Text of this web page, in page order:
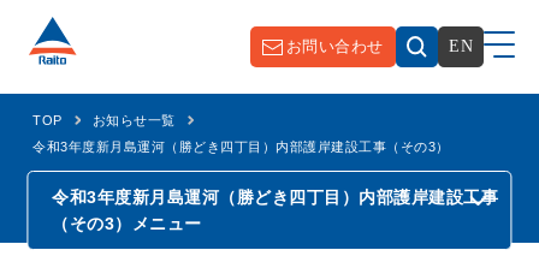
お問い合わせ EN
TOP
お知らせ一覧
令和3年度新月島運河（勝どき四丁目）内部護岸建設工事（その3）
令和3年度新月島運河（勝どき四丁目）内部護岸建設工事
（その3）
メニュー